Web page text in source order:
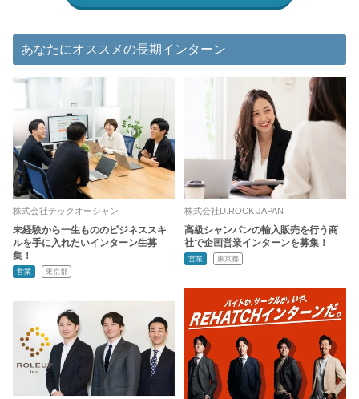
あなたにオススメの長期インターン
株式会社テックオーシャン
未経験から一生もののビジネススキ
ルを手に入れたいインターン生募
集！
営業 東京都
株式会社D.ROCK JAPAN
高級シャンパンの輸入販売を行う商
社で企画営業インターンを募集！
営業 東京都